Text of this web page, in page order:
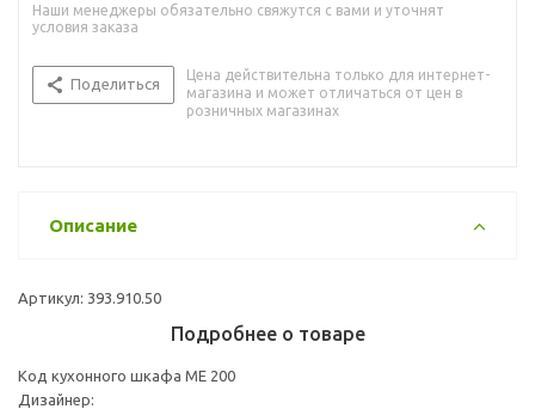
Наши менеджеры обязательно свяжутся с вами и уточнят
условия заказа
Поделиться
Цена действительна только для интернет-
магазина и может отличаться от цен в
розничных магазинах
Описание
Артикул: 393.910.50
Подробнее о товаре
Код кухонного шкафа ME 200
Дизайнер: